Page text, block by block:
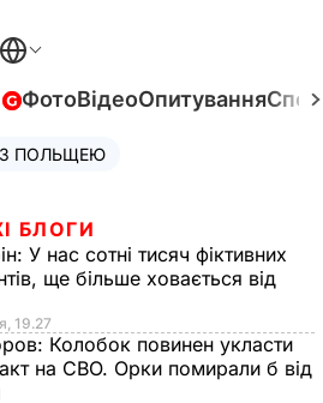
ФотоВідеоОпитування
ПОЛЬЩЕЮ
БЛОГИ
У нас сотні тисяч фіктивних
ще більше ховається від
19.27
Колобок повинен укласти
на СВО. Орки помирали б від